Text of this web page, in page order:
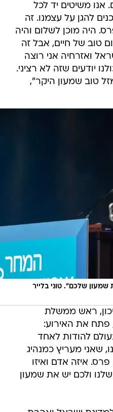
משיטים יד לכל
להגן על עצמנו. זה
היה מוכן לשלום והיה
טוב של חיים, אבל זה
ואזרחיה אני רוצה
120, אבל כולנו יודעים שזה לא רציני.
מזל טוב שמעון היקר",
שלכם". טוני בלייר
ראש ממשלת
פתח את האירוע:
להודות לאחד
שאני מעריץ כמנהיג
איזה אדם ואיזו
ולכם יש את שמעון